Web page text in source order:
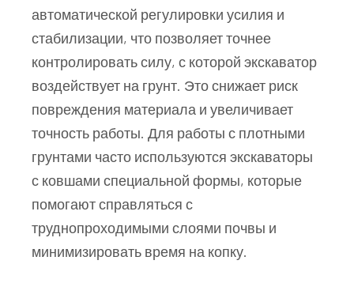
автоматической регулировки усилия и
стабилизации, что позволяет точнее
контролировать силу, с которой экскаватор
воздействует на грунт. Это снижает риск
повреждения материала и увеличивает
точность работы. Для работы с плотными
грунтами часто используются экскаваторы
с ковшами специальной формы, которые
помогают справляться с
труднопроходимыми слоями почвы и
минимизировать время на копку.